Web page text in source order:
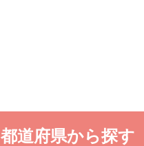
都道府県から探す